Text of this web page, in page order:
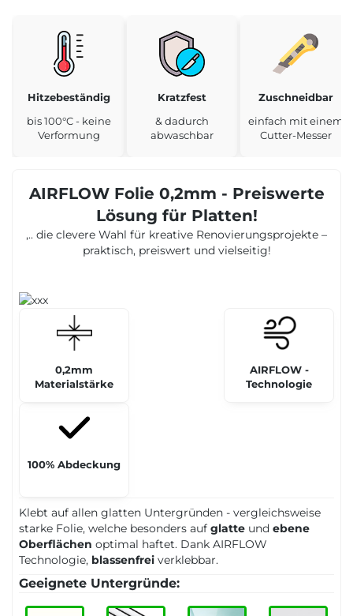
Hitzebeständig
bis 100°C - keine
Verformung
Kratzfest
& dadurch
abwaschbar
Zuschneidbar
einfach mit einem
Cutter-Messer
AIRFLOW Folie 0,2mm - Preiswerte
Lösung für Platten!
,.. die clevere Wahl für kreative Renovierungsprojekte –
praktisch, preiswert und vielseitig!
0,2mm
Materialstärke
AIRFLOW -
Technologie
100% Abdeckung
Klebt auf allen glatten Untergründen - vergleichsweise
starke Folie, welche besonders auf glatte und ebene
Oberflächen optimal haftet. Dank AIRFLOW
Technologie, blassenfrei verklebbar.
Geeignete Untergründe: